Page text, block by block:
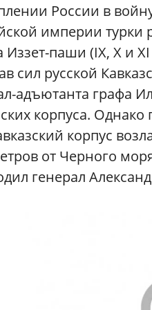
России в
империи
Иззет-паши (IX, X и
сил русской
адъютанта графа
корпуса.
корпус
от Черного
генерал